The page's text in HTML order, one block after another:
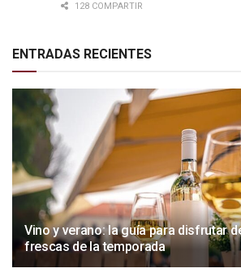
128 COMPARTIR
ENTRADAS RECIENTES
Vino y verano: la guía para disfrutar
frescas de la temporada